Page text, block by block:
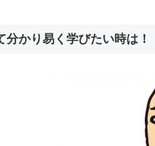
分かり易く学びたい時は！